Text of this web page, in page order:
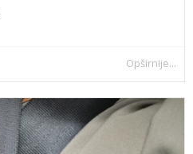
Opširnije...